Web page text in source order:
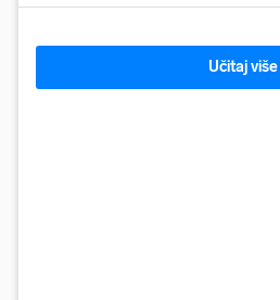
Učitaj više